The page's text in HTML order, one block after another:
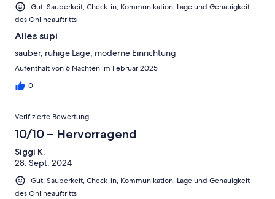
Gut: Sauberkeit, Check-in, Kommunikation, Lage und Genauigkeit
des Onlineauftritts
Alles supi
sauber, ruhige Lage, moderne Einrichtung
Aufenthalt von 6 Nächten im Februar 2025
0
Verifizierte Bewertung
10/10 – Hervorragend
Siggi K.
28. Sept. 2024
Gut: Sauberkeit, Check-in, Kommunikation, Lage und Genauigkeit
des Onlineauftritts